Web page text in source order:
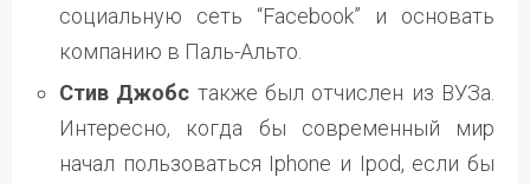
социальную сеть “Facebook” и основать
компанию в Паль-Альто.
Стив Джобс также был отчислен из ВУЗа.
Интересно, когда бы современный мир
начал пользоваться Iphone и Ipod, если бы